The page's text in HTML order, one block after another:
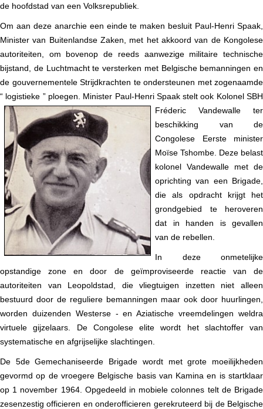
de hoofdstad van een Volksrepubliek.
Om aan deze anarchie een einde te maken besluit Paul-Henri Spaak,
Minister van Buitenlandse Zaken, met het akkoord van de Kongolese
autoriteiten, om bovenop de reeds aanwezige militaire technische
bijstand, de Luchtmacht te versterken met Belgische bemanningen en
de gouvernementele Strijdkrachten te ondersteunen met zogenaamde
“ logistieke ” ploegen. Minister Paul-Henri Spaak stelt ook Kolonel SBH
Fréderic Vandewalle ter
beschikking van de
Congolese Eerste minister
Moïse Tshombe. Deze belast
kolonel Vandewalle met de
oprichting van een Brigade,
die als opdracht krijgt het
grondgebied te heroveren
dat in handen is gevallen
van de rebellen.
In deze onmetelijke
opstandige zone en door de geïmproviseerde reactie van de
autoriteiten van Leopoldstad, die vliegtuigen inzetten niet alleen
bestuurd door de reguliere bemanningen maar ook door huurlingen,
worden duizenden Westerse - en Aziatische vreemdelingen weldra
virtuele gijzelaars. De Congolese elite wordt het slachtoffer van
systematische en afgrijselijke slachtingen.
De 5de Gemechaniseerde Brigade wordt met grote moeilijkheden
gevormd op de vroegere Belgische basis van Kamina en is startklaar
op 1 november 1964. Opgedeeld in mobiele colonnes telt de Brigade
zesenzestig officieren en onderofficieren gerekruteerd bij de Belgische